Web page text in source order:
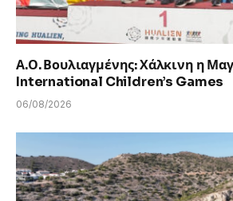
Α.Ο. Βουλιαγμένης: Χάλκινη η
International Children’s Games
06/08/2026